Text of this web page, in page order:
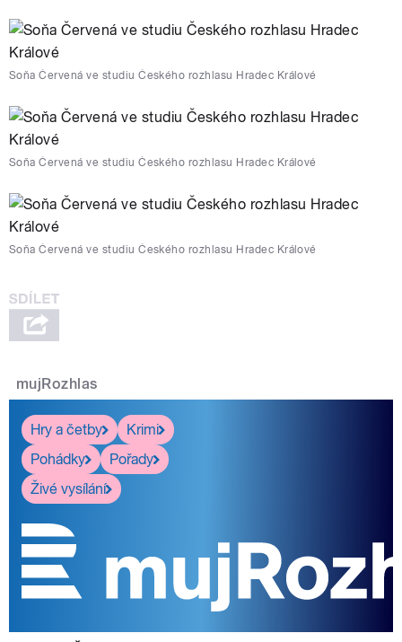
Soňa Červená ve studiu Českého rozhlasu Hradec Králové
Soňa Červená ve studiu Českého rozhlasu Hradec Králové
Soňa Červená ve studiu Českého rozhlasu Hradec Králové
mujRozhlas
Hry a četby
Krimi
Pohádky
Pořady
Živé vysílání